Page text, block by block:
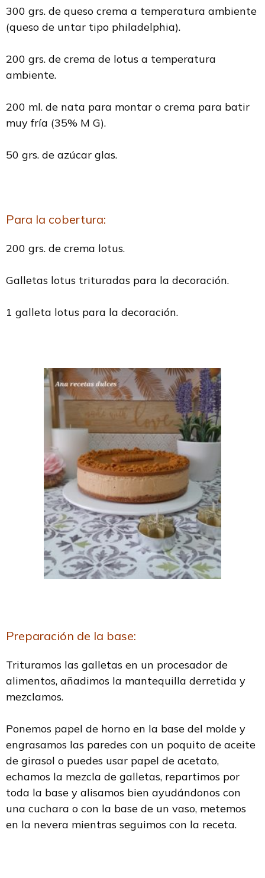
300 grs. de queso crema a temperatura ambiente
(queso de untar tipo philadelphia).
200 grs. de crema de lotus a temperatura
ambiente.
200 ml. de nata para montar o crema para batir
muy fría (35% M G).
50 grs. de azúcar glas.
Para la cobertura:
200 grs. de crema lotus.
Galletas lotus trituradas para la decoración.
1 galleta lotus para la decoración.
Preparación de la base:
Trituramos las galletas en un procesador de
alimentos, añadimos la mantequilla derretida y
mezclamos.
Ponemos papel de horno en la base del molde y
engrasamos las paredes con un poquito de aceite
de girasol o puedes usar papel de acetato,
echamos la mezcla de galletas, repartimos por
toda la base y alisamos bien ayudándonos con
una cuchara o con la base de un vaso, metemos
en la nevera mientras seguimos con la receta.